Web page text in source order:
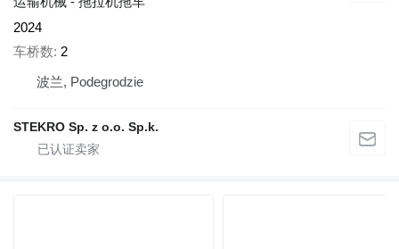
2024
车桥数 2
波兰, Podegrodzie
STEKRO Sp. z o.o. Sp.k.